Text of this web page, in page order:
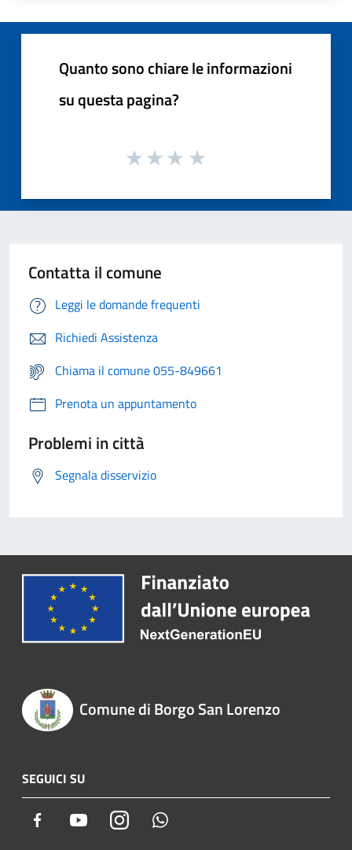
Quanto sono chiare le informazioni
su questa pagina?
Contatta il comune
Leggi le domande frequenti
Richiedi Assistenza
Chiama il comune 055-849661
Prenota un appuntamento
Problemi in città
Segnala disservizio
Comune di Borgo San Lorenzo
SEGUICI SU
Facebook YoutubeInstagram